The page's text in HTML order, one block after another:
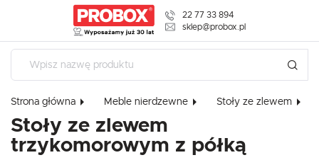
22 77 33 894
sklep@probox.pl
Strona główna Meble nierdzewne Stoły ze zlewem
Stoły ze zlewem
trzykomorowym z półką
USTAWIENIA
USTAWIENIA REGIONALNE
Lokalizacja
Polska
polski
Waluta